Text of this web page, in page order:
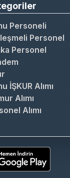
Personeli
Personel
Personel
İŞKUR Alımı
Alımı
Alımı